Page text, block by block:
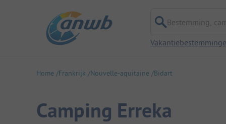
Bestemming,
Home Frankrijk Nouvelle-aquitaine Bidart
Camping Erreka